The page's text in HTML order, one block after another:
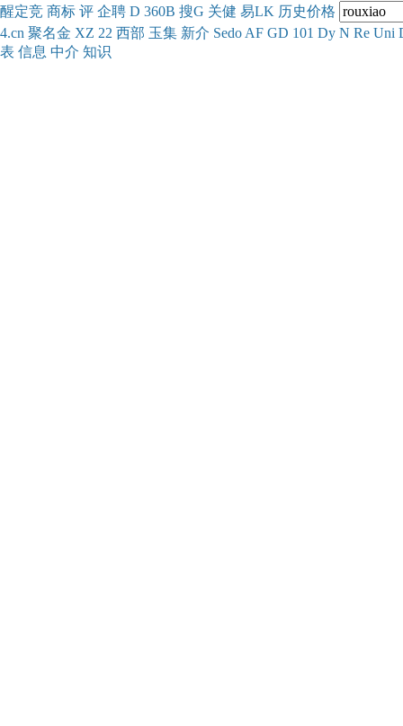
醒定竞 商标 评 企聘 D 360B 搜G 关健 易LK 历史价格
4.cn 聚名金 XZ 22 西部 玉集 新介 Sedo AF GD 101 Dy N Re Uni
表 信息 中介 知识